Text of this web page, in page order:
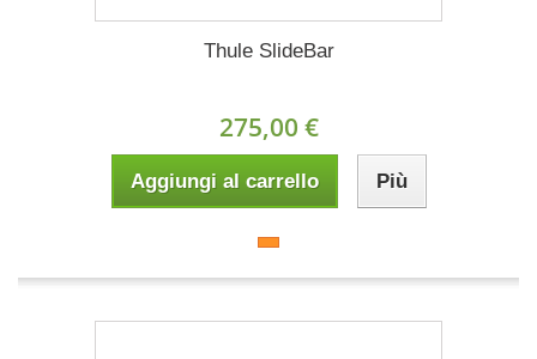
Thule SlideBar
275,00 €
Aggiungi al carrello Più